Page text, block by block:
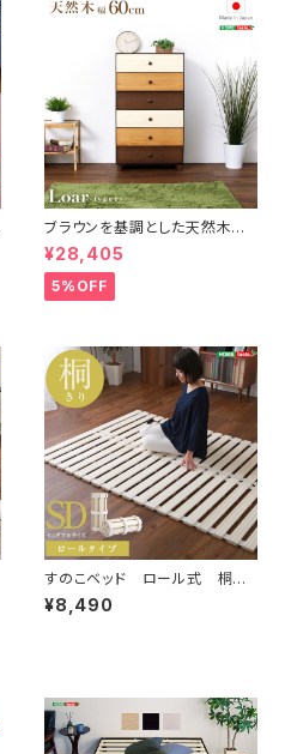
ブラウンを基調とした天然木ハ
イチェスト 6段 幅60cm Loar
シリーズ 日本製・完成品｜Loar
-ロア- type1 SH-08-LR60
¥28,405
5%OFF
すのこベッド ロール式 桐仕
様(セミダブル)【Schlaf-シュラ
フ-】 桐 すのこ ロール式
¥8,490